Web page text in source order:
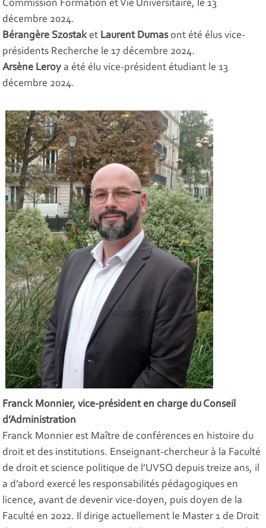
Commission Formation et Vie Universitaire, le 13
décembre 2024.
Bérangère Szostaket Laurent Dumas ont été élus vice-
présidents Recherche le 17 décembre 2024.
Arsène Leroy a été élu vice-président étudiant le 13
décembre 2024.
Franck Monnier, vice-président en charge du Conseil
d’Administration
Franck Monnier est Maître de conférences en histoire du
droit et des institutions. Enseignant-chercheur à la Faculté
de droit et science politique de l’UVSQ depuis treize ans, il
a d’abord exercé les responsabilités pédagogiques en
licence, avant de devenir vice-doyen, puis doyen de la
Faculté en 2022. Il dirige actuellement le Master 1 de Droit